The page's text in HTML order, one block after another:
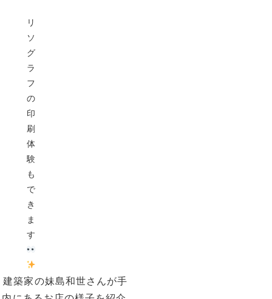
リ
ソ
グ
ラ
フ
の
印
刷
体
験
も
で
き
ま
す
築家の妹島和世さんが手